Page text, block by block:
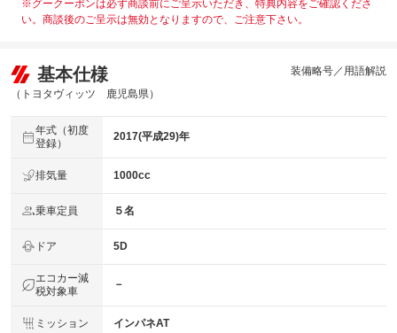
※グークーポンは必ず商談前にご呈示いただき、特典内容をご確認くださ
い。商談後のご呈示は無効となりますので、ご注意下さい。
基本仕様
（トヨタヴィッツ 鹿児島県）
装備略号／用語解説
年式（初度
登録）
2017(平成29)年
排気量 1000cc
乗車定員 ５名
ドア 5D
エコカー減
税対象車
－
ミッション インパネAT